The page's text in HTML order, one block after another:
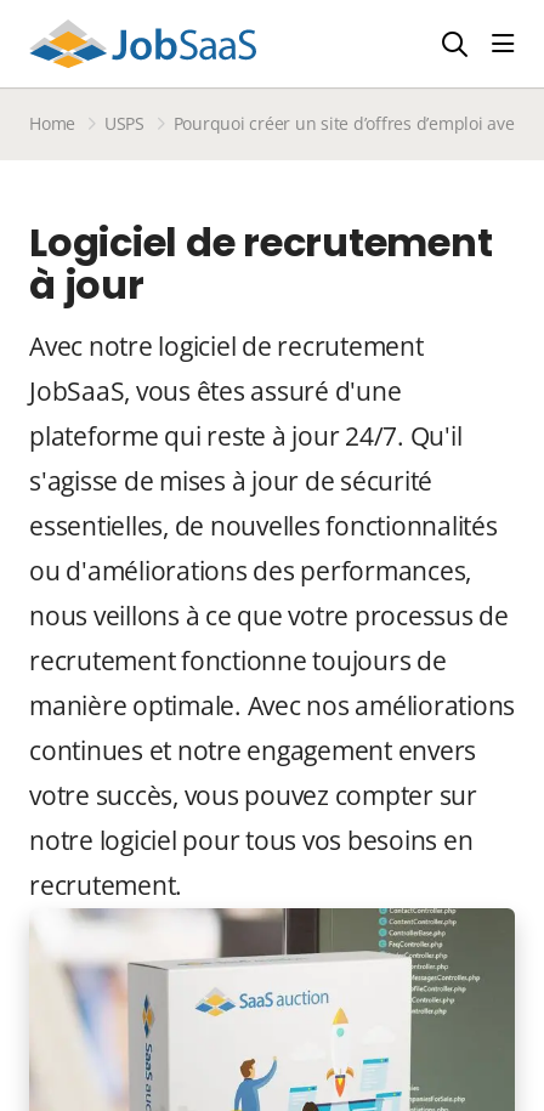
Home USPS Pourquoi créer un site d’offres d’emploi avec
Logiciel de recrutement
à jour
Avec notre logiciel de recrutement
JobSaaS, vous êtes assuré d'une
plateforme qui reste à jour 24/7. Qu'il
s'agisse de mises à jour de sécurité
essentielles, de nouvelles fonctionnalités
ou d'améliorations des performances,
nous veillons à ce que votre processus de
recrutement fonctionne toujours de
manière optimale. Avec nos améliorations
continues et notre engagement envers
votre succès, vous pouvez compter sur
notre logiciel pour tous vos besoins en
recrutement.